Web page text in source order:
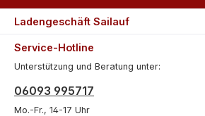
Service-Hotline
Unterstützung und Beratung unter:
06093 995717
Mo.-Fr., 14-17 Uhr
Ladengeschäft Sailauf